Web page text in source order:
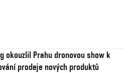
okouzlil Prahu dronovou show k
prodeje nových produktů